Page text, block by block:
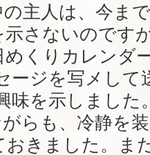
主人は、今ま
さないのです
めくりカレンダ
ージを写メして
味を示しました
らも、冷静を
おきました。ま